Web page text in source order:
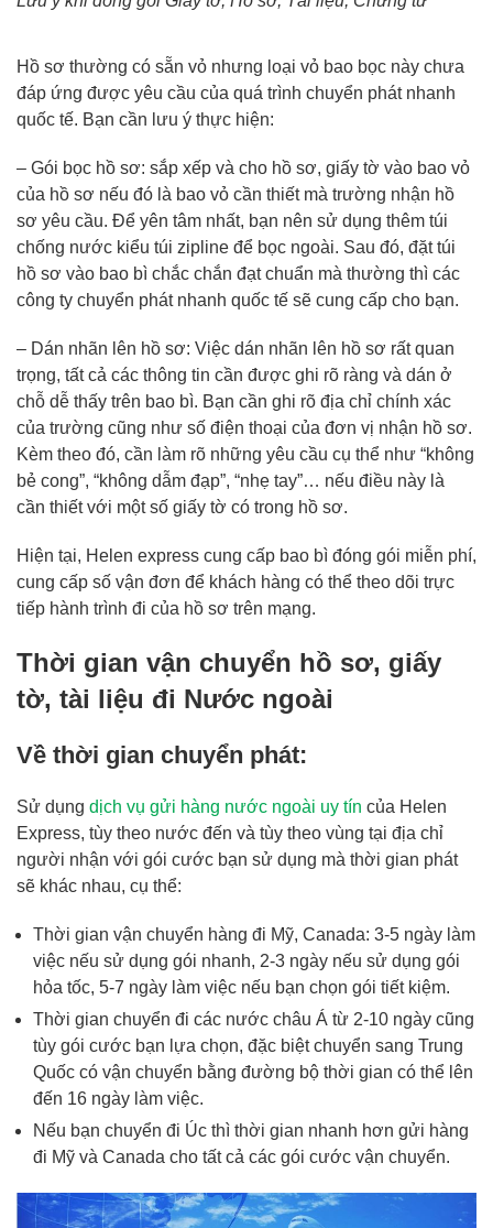
Hồ sơ thường có sẵn vỏ nhưng loại vỏ bao bọc này chưa
đáp ứng được yêu cầu của quá trình chuyển phát nhanh
quốc tế. Bạn cần lưu ý thực hiện:
– Gói bọc hồ sơ: sắp xếp và cho hồ sơ, giấy tờ vào bao vỏ
của hồ sơ nếu đó là bao vỏ cần thiết mà trường nhận hồ
sơ yêu cầu. Để yên tâm nhất, bạn nên sử dụng thêm túi
chống nước kiểu túi zipline để bọc ngoài. Sau đó, đặt túi
hồ sơ vào bao bì chắc chắn đạt chuẩn mà thường thì các
công ty chuyển phát nhanh quốc tế sẽ cung cấp cho bạn.
– Dán nhãn lên hồ sơ: Việc dán nhãn lên hồ sơ rất quan
trọng, tất cả các thông tin cần được ghi rõ ràng và dán ở
chỗ dễ thấy trên bao bì. Bạn cần ghi rõ địa chỉ chính xác
của trường cũng như số điện thoại của đơn vị nhận hồ sơ.
Kèm theo đó, cần làm rõ những yêu cầu cụ thể như “không
bẻ cong”, “không dẫm đạp”, “nhẹ tay”… nếu điều này là
cần thiết với một số giấy tờ có trong hồ sơ.
Hiện tại, Helen express cung cấp bao bì đóng gói miễn phí,
cung cấp số vận đơn để khách hàng có thể theo dõi trực
tiếp hành trình đi của hồ sơ trên mạng.
Thời gian vận chuyển hồ sơ, giấy
tờ, tài liệu đi Nước ngoài
Về thời gian chuyển phát:
Sử dụng dịch vụ gửi hàng nước ngoài uy tín của Helen
Express, tùy theo nước đến và tùy theo vùng tại địa chỉ
người nhận với gói cước bạn sử dụng mà thời gian phát
sẽ khác nhau, cụ thể:
Thời gian vận chuyển hàng đi Mỹ, Canada: 3-5 ngày làm
việc nếu sử dụng gói nhanh, 2-3 ngày nếu sử dụng gói
hỏa tốc, 5-7 ngày làm việc nếu bạn chọn gói tiết kiệm.
Thời gian chuyển đi các nước châu Á từ 2-10 ngày cũng
tùy gói cước bạn lựa chọn, đặc biệt chuyển sang Trung
Quốc có vận chuyển bằng đường bộ thời gian có thể lên
đến 16 ngày làm việc.
Nếu bạn chuyển đi Úc thì thời gian nhanh hơn gửi hàng
đi Mỹ và Canada cho tất cả các gói cước vận chuyển.